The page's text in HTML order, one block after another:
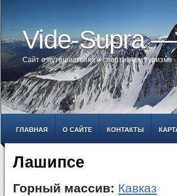
Vide-Supra
Сайт о путешествиях и спортивном туризме
ГЛАВНАЯ О САЙТЕ КОНТАКТЫ
Лашипсе
Горный массив: Кавказ